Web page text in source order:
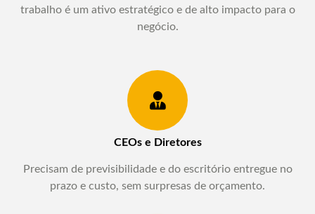
trabalho é um ativo estratégico e de alto impacto para o
negócio.
CEOs e Diretores
Precisam de previsibilidade e do escritório entregue no
prazo e custo, sem surpresas de orçamento.